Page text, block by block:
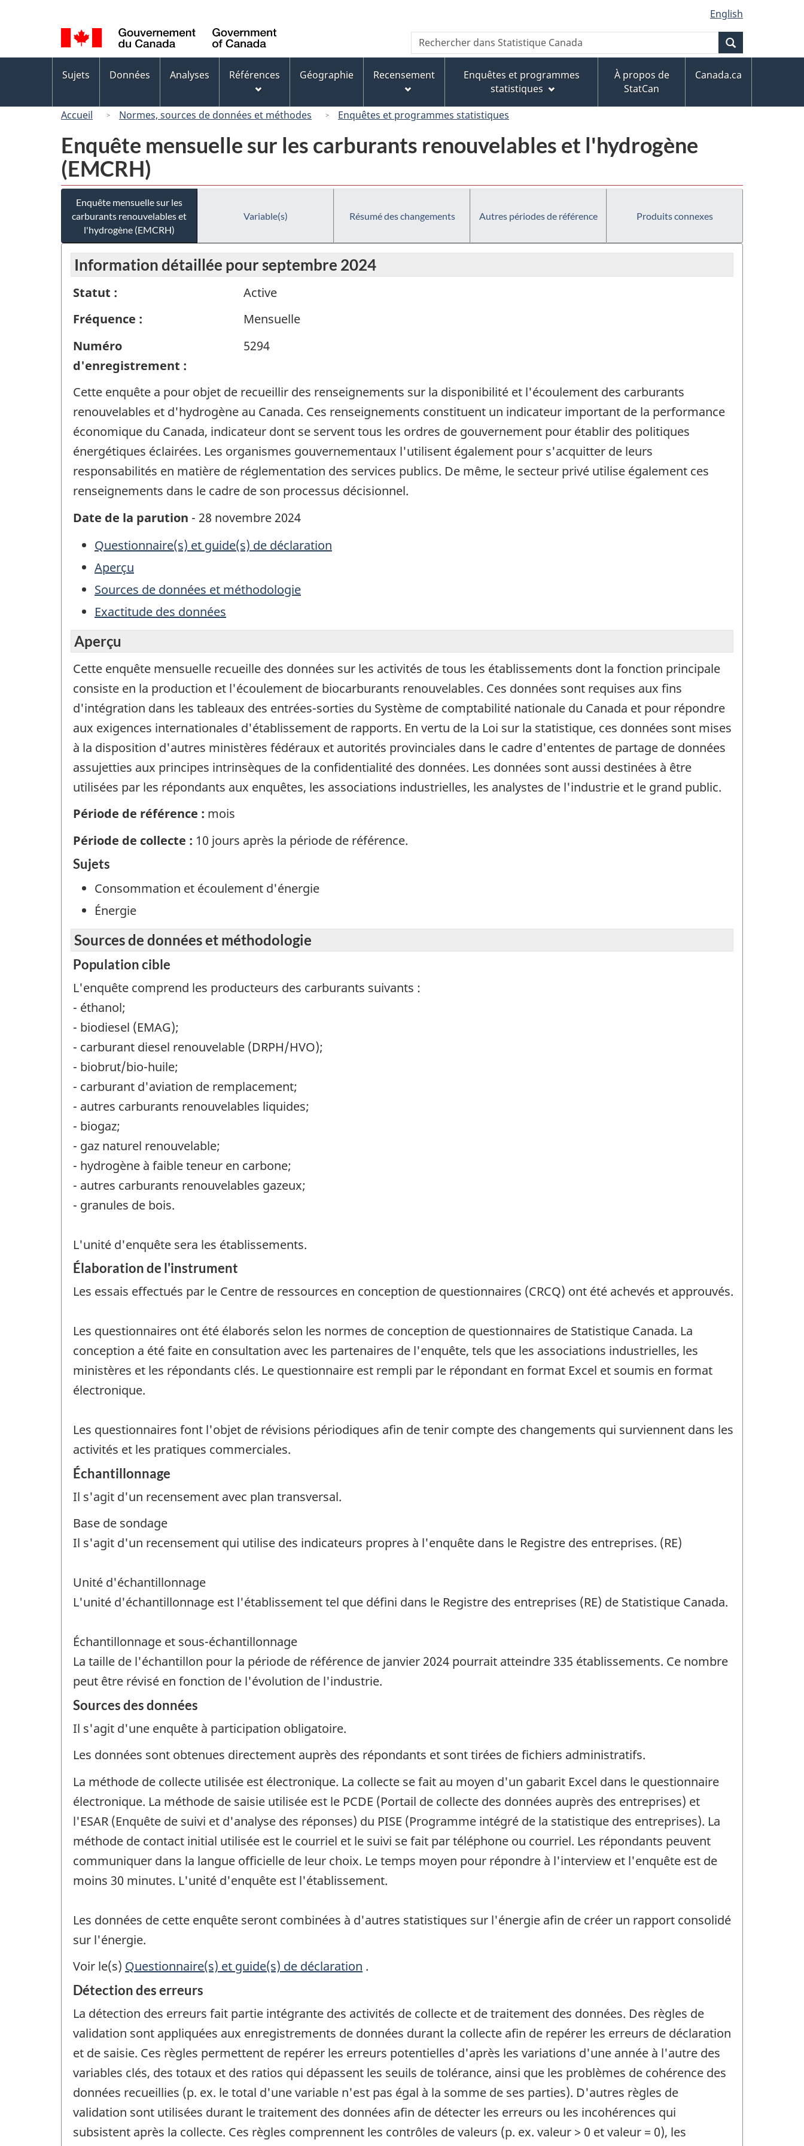
au
contenu
principal
« À
propos
de
ce
version
HTML
simplifiée
de
la
langue
English
Canada
Recherche
Rechercher
dans
Canada
des
Sujets Données Analyses Références Géographie Recensement
Enquêtes et programmes
statistiques
À propos de
StatCan
Canada.ca
Accueil Normes, sources de données et méthodes Enquêtes et programmes statistiques
Enquête mensuelle sur les carburants renouvelables et l'hydrogène
(EMCRH)
Enquête mensuelle sur les
carburants renouvelables et
l'hydrogène (EMCRH)
Variable(s) Résumé des changements Autres périodes de référence Produits connexes
Information détaillée pour septembre 2024
Statut :
Active
Fréquence :
Mensuelle
Numéro
d'enregistrement :
5294
Cette enquête a pour objet de recueillir des renseignements sur la disponibilité et l'écoulement des carburants
renouvelables et d'hydrogène au Canada. Ces renseignements constituent un indicateur important de la performance
économique du Canada, indicateur dont se servent tous les ordres de gouvernement pour établir des politiques
énergétiques éclairées. Les organismes gouvernementaux l'utilisent également pour s'acquitter de leurs
responsabilités en matière de réglementation des services publics. De même, le secteur privé utilise également ces
renseignements dans le cadre de son processus décisionnel.
Date de la parution - 28 novembre 2024
Questionnaire(s) et guide(s) de déclaration
Aperçu
Sources de données et méthodologie
Exactitude des données
Aperçu
Cette enquête mensuelle recueille des données sur les activités de tous les établissements dont la fonction principale
consiste en la production et l'écoulement de biocarburants renouvelables. Ces données sont requises aux fins
d'intégration dans les tableaux des entrées-sorties du Système de comptabilité nationale du Canada et pour répondre
aux exigences internationales d'établissement de rapports. En vertu de la Loi sur la statistique, ces données sont mises
à la disposition d'autres ministères fédéraux et autorités provinciales dans le cadre d'ententes de partage de données
assujetties aux principes intrinsèques de la confidentialité des données. Les données sont aussi destinées à être
utilisées par les répondants aux enquêtes, les associations industrielles, les analystes de l'industrie et le grand public.
Période de référence : mois
Période de collecte : 10 jours après la période de référence.
Sujets
Consommation et écoulement d'énergie
Énergie
Sources de données et méthodologie
Population cible
L'enquête comprend les producteurs des carburants suivants :
- éthanol;
- biodiesel (EMAG);
- carburant diesel renouvelable (DRPH/HVO);
- biobrut/bio-huile;
- carburant d'aviation de remplacement;
- autres carburants renouvelables liquides;
- biogaz;
- gaz naturel renouvelable;
- hydrogène à faible teneur en carbone;
- autres carburants renouvelables gazeux;
- granules de bois.
L'unité d'enquête sera les établissements.
Élaboration de l'instrument
Les essais effectués par le Centre de ressources en conception de questionnaires (CRCQ) ont été achevés et approuvés.
Les questionnaires ont été élaborés selon les normes de conception de questionnaires de Statistique Canada. La
conception a été faite en consultation avec les partenaires de l'enquête, tels que les associations industrielles, les
ministères et les répondants clés. Le questionnaire est rempli par le répondant en format Excel et soumis en format
électronique.
Les questionnaires font l'objet de révisions périodiques afin de tenir compte des changements qui surviennent dans les
activités et les pratiques commerciales.
Échantillonnage
Il s'agit d'un recensement avec plan transversal.
Base de sondage
Il s'agit d'un recensement qui utilise des indicateurs propres à l'enquête dans le Registre des entreprises. (RE)
Unité d'échantillonnage
L'unité d'échantillonnage est l'établissement tel que défini dans le Registre des entreprises (RE) de Statistique Canada.
Échantillonnage et sous-échantillonnage
La taille de l'échantillon pour la période de référence de janvier 2024 pourrait atteindre 335 établissements. Ce nombre
peut être révisé en fonction de l'évolution de l'industrie.
Sources des données
Il s'agit d'une enquête à participation obligatoire.
Les données sont obtenues directement auprès des répondants et sont tirées de fichiers administratifs.
La méthode de collecte utilisée est électronique. La collecte se fait au moyen d'un gabarit Excel dans le questionnaire
électronique. La méthode de saisie utilisée est le PCDE (Portail de collecte des données auprès des entreprises) et
l'ESAR (Enquête de suivi et d'analyse des réponses) du PISE (Programme intégré de la statistique des entreprises). La
méthode de contact initial utilisée est le courriel et le suivi se fait par téléphone ou courriel. Les répondants peuvent
communiquer dans la langue officielle de leur choix. Le temps moyen pour répondre à l'interview et l'enquête est de
moins 30 minutes. L'unité d'enquête est l'établissement.
Les données de cette enquête seront combinées à d'autres statistiques sur l'énergie afin de créer un rapport consolidé
sur l'énergie.
Voir le(s) Questionnaire(s) et guide(s) de déclaration .
Détection des erreurs
La détection des erreurs fait partie intégrante des activités de collecte et de traitement des données. Des règles de
validation sont appliquées aux enregistrements de données durant la collecte afin de repérer les erreurs de déclaration
et de saisie. Ces règles permettent de repérer les erreurs potentielles d'après les variations d'une année à l'autre des
variables clés, des totaux et des ratios qui dépassent les seuils de tolérance, ainsi que les problèmes de cohérence des
données recueillies (p. ex. le total d'une variable n'est pas égal à la somme de ses parties). D'autres règles de
validation sont utilisées durant le traitement des données afin de détecter les erreurs ou les incohérences qui
subsistent après la collecte. Ces règles comprennent les contrôles de valeurs (p. ex. valeur > 0 et valeur = 0), les